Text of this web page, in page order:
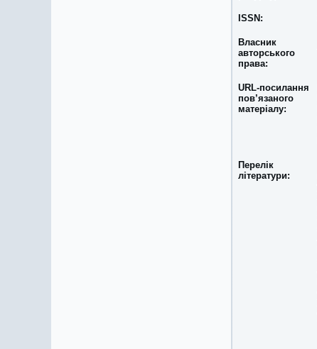
ISSN:
Власник
авторського
права:
URL-посилання
пов’язаного
матеріалу:
Перелік
літератури: